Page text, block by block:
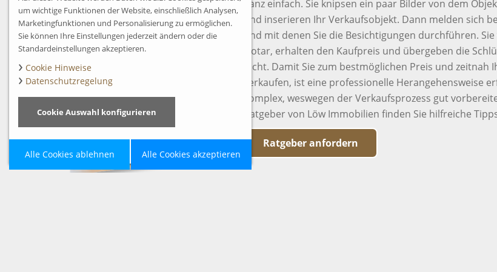
um wichtige Funktionen der Website, einschließlich Analysen,
Marketingfunktionen und Personalisierung zu ermöglichen.
Sie können Ihre Einstellungen jederzeit ändern oder die
Standardeinstellungen akzeptieren.
Cookie Hinweise
Datenschutzregelung
Cookie Auswahl konfigurieren
Alle Cookies ablehnen Alle Cookies akzeptieren
ganz einfach. Sie knipsen ein paar Bilder von dem
und inserieren Ihr Verkaufsobjekt. Dann melden sich
und mit denen Sie die Besichtigungen durchführen.
Notar, erhalten den Kaufpreis und übergeben die
nicht. Damit Sie zum bestmöglichen Preis und
verkaufen, ist eine professionelle Herangehensweise
komplex, weswegen der Verkaufsprozess gut
Ratgeber von Löw Immobilien finden Sie hilfreiche
Ratgeber anfordern